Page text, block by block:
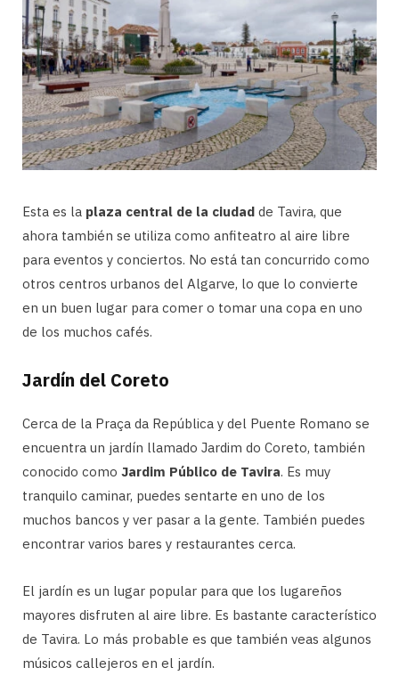
Esta es la plaza central de la ciudad de Tavira, que
ahora también se utiliza como anfiteatro al aire libre
para eventos y conciertos. No está tan concurrido como
otros centros urbanos del Algarve, lo que lo convierte
en un buen lugar para comer o tomar una copa en uno
de los muchos cafés.
Jardín del Coreto
Cerca de la Praça da República y del Puente Romano se
encuentra un jardín llamado Jardim do Coreto, también
conocido como Jardim Público de Tavira. Es muy
tranquilo caminar, puedes sentarte en uno de los
muchos bancos y ver pasar a la gente. También puedes
encontrar varios bares y restaurantes cerca.
El jardín es un lugar popular para que los lugareños
mayores disfruten al aire libre. Es bastante característico
de Tavira. Lo más probable es que también veas algunos
músicos callejeros en el jardín.